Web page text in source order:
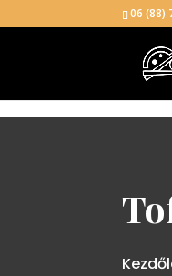
06 (88)